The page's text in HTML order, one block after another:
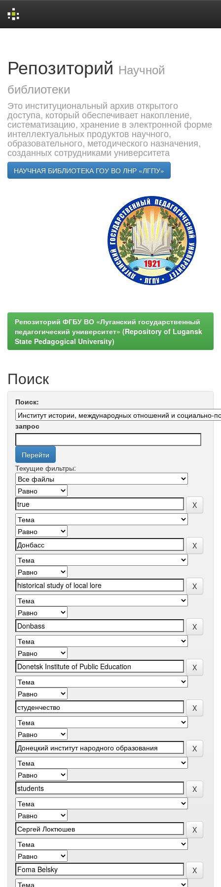
Репозиторий Научной
библиотеки
Это институциональный архив открытого
доступа, который обеспечивает накопление,
систематизацию, хранение в электронной форме
интеллектуальных продуктов научного,
образовательного, методического назначения,
созданных сотрудниками университета
НАУЧНАЯ БИБЛИОТЕКА ГОУ ВО ЛНР «ЛГПУ»
Репозиторий ФГБУ ВО «Луганский государственный
педагогический университет» (Repository of Lugansk
State Pedagogical University)
Поиск
Поиск:
запрос
Текущие фильтры: